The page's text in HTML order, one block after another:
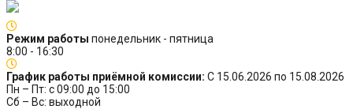
Режим работы понедельник - пятница
8:00 - 16:30
График работы приёмной комиссии: С 15.06.2026 по 15.08.2026
Пн – Пт: с 09:00 до 15:00
Сб – Вс: выходной